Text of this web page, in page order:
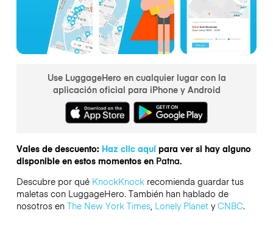
Use LuggageHero en cualquier lugar con la
aplicación oficial para iPhone y Android
Vales de descuento: Haz clic aquípara ver si hay alguno
disponible en estos momentos en Patna.
Descubre por qué KnockKnockrecomienda guardar tus
maletas con LuggageHero. También han hablado de
nosotros en The New York Times, Lonely Planety CNBC.